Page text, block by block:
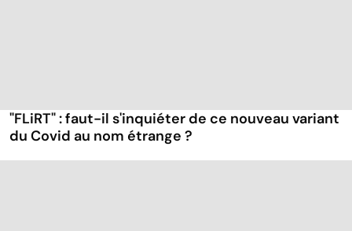
"FLiRT" : faut-il s'inquiéter de ce nouveau variant
du Covid au nom étrange ?